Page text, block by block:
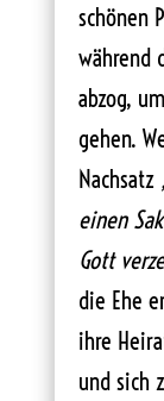
schönen
während
abzog,
gehen.
Nachsatz
einen
Gott
die Ehe
ihre
und sich